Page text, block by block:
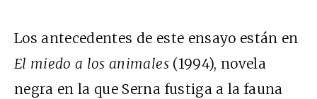
Los antecedentes de este ensayo están en
El miedo a los animales(1994), novela
negra en la que Serna fustiga a la fauna